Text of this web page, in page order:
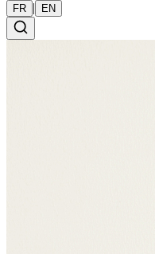
FR | EN